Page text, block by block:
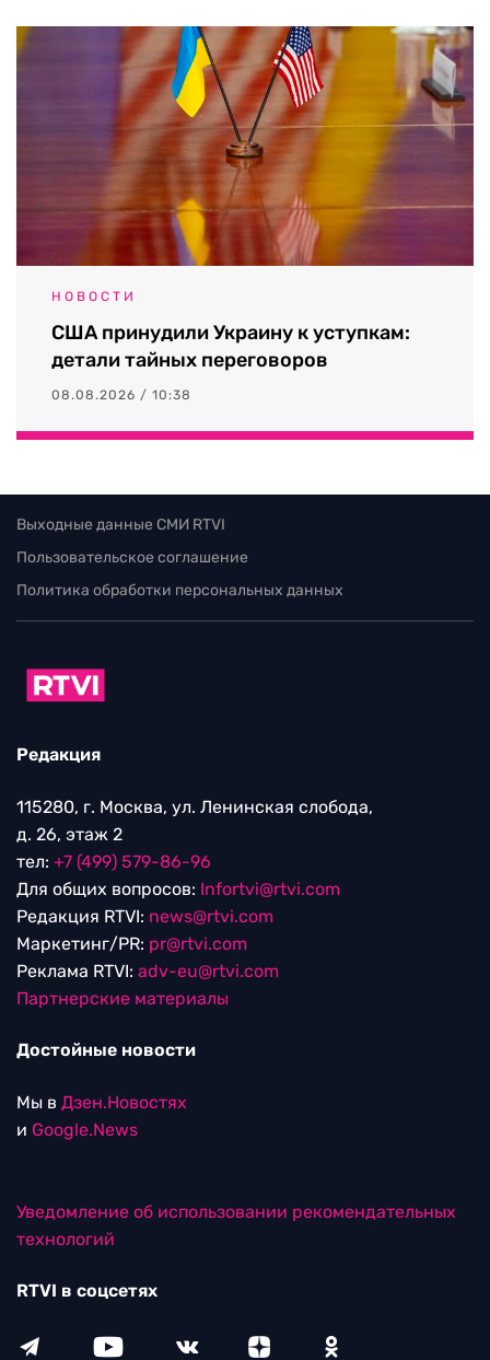
НОВОСТИ
США принудили Украину к уступкам:
детали тайных переговоров
08.08.2026 / 10:38
Выходные данные СМИ RTVI
Пользовательское соглашение
Политика обработки персональных данных
Редакция
115280, г. Москва, ул. Ленинская слобода,
д. 26, этаж 2
тел: +7 (499) 579-86-96
Для общих вопросов: Infortvi@rtvi.com
Редакция RTVI: news@rtvi.com
Маркетинг/PR: pr@rtvi.com
Реклама RTVI: adv-eu@rtvi.com
Партнерские материалы
Достойные новости
Мы в Дзен.Новостях
и Google.News
Уведомление об использовании рекомендательных
технологий
RTVI в соцсетях